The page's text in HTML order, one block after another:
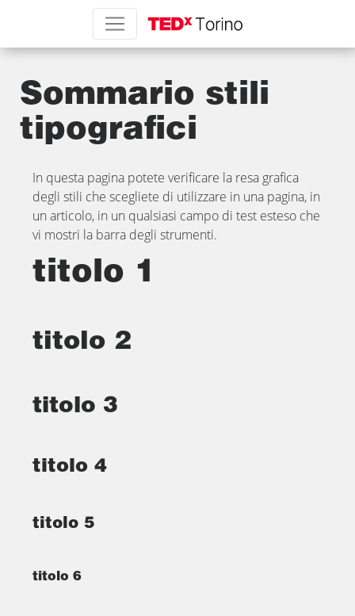
Sommario stili
tipografici
In questa pagina potete verificare la resa grafica
degli stili che scegliete di utilizzare in una pagina, in
un articolo, in un qualsiasi campo di test esteso che
vi mostri la barra degli strumenti.
titolo 1
titolo 2
titolo 3
titolo 4
titolo 5
titolo 6